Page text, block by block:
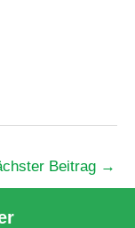
Beitrag →